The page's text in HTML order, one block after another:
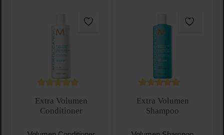
Extra Volumen
Conditioner
Extra Volumen
Shampoo